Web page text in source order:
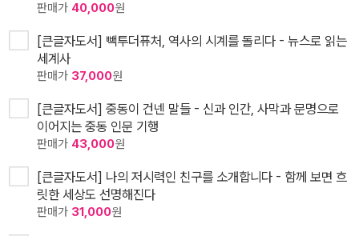
판매가 40,000원
[큰글자도서] 빽투더퓨처, 역사의 시계를 돌리다 - 뉴스로 읽는
세계사
판매가 37,000원
[큰글자도서] 중동이 건넨 말들 - 신과 인간, 사막과 문명으로
이어지는 중동 인문 기행
판매가 43,000원
[큰글자도서] 나의 저시력인 친구를 소개합니다 - 함께 보면 흐
릿한 세상도 선명해진다
판매가 31,000원